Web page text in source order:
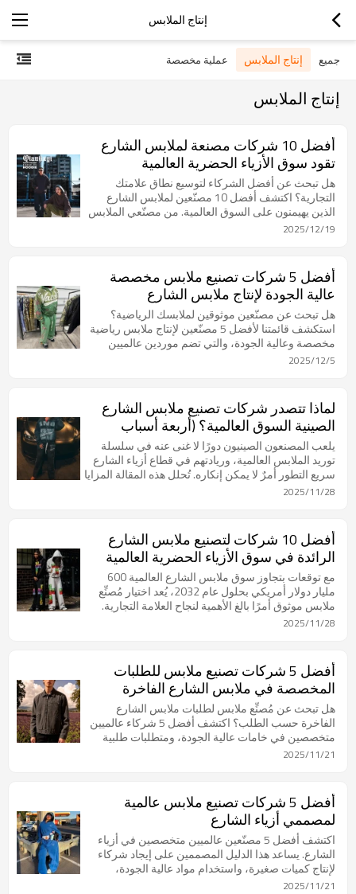
إنتاج الملابس
جميع إنتاج الملابس عملية مخصصة
إنتاج الملابس
أفضل 10 شركات مصنعة لملابس الشارع
تقود سوق الأزياء الحضرية العالمية
هل تبحث عن أفضل الشركاء لتوسيع نطاق علامتك
التجارية؟ اكتشف أفضل 10 مصنّعين لملابس الشارع
الذين يهيمنون على السوق العالمية. من مصنّعي الملابس
ذات العلامات التجارية الخاصة إلى مصانع الملابس
على سبب كون Chanjoye الخيار الأمثل للأزياء العصرية
الراقية.
2025/12/19
أفضل 5 شركات تصنيع ملابس مخصصة
عالية الجودة لإنتاج ملابس الشارع
هل تبحث عن مصنّعين موثوقين لملابسك الرياضية؟
استكشف قائمتنا لأفضل 5 مصنّعين لإنتاج ملابس رياضية
مخصصة وعالية الجودة، والتي تضم موردين عالميين
معتمدين.
2025/12/5
لماذا تتصدر شركات تصنيع ملابس الشارع
الصينية السوق العالمية؟ (أربعة أسباب
رئيسية)
يلعب المصنعون الصينيون دورًا لا غنى عنه في سلسلة
توريد الملابس العالمية، وريادتهم في قطاع أزياء الشارع
سريع التطور أمرٌ لا يمكن إنكاره. تُحلل هذه المقالة المزايا
الأساسية الأربع التي تُعزز هذه الريادة السوقية: تجمعات
فعال.
2025/11/28
أفضل 10 شركات لتصنيع ملابس الشارع
الرائدة في سوق الأزياء الحضرية العالمية
(دليل 2025)
مع توقعات بتجاوز سوق ملابس الشارع العالمية 600
مليار دولار أمريكي بحلول عام 2032، يُعد اختيار مُصنِّع
ملابس موثوق أمرًا بالغ الأهمية لنجاح العلامة التجارية.
(OEM/ODM)، وكميات الطلب الدنيا (MOQ)، وممارساتهم
المُستدامة.
2025/11/28
أفضل 5 شركات تصنيع ملابس للطلبات
المخصصة في ملابس الشارع الفاخرة
هل تبحث عن مُصنِّع ملابس لطلبات ملابس الشارع
الفاخرة حسب الطلب؟ اكتشف أفضل 5 شركاء عالميين
متخصصين في خامات عالية الجودة، ومتطلبات طلبية
منخفضة، وتقنيات متطورة لعلامات ملابس الشارع
2025/11/21
أفضل 5 شركات تصنيع ملابس عالمية
لمصممي أزياء الشارع
اكتشف أفضل 5 مصنّعين عالميين متخصصين في أزياء
الشارع. يساعد هذا الدليل المصممين على إيجاد شركاء
لإنتاج كميات صغيرة، واستخدام مواد عالية الجودة،
والتعاون الإبداعي لتجسيد رؤاهم.
2025/11/21